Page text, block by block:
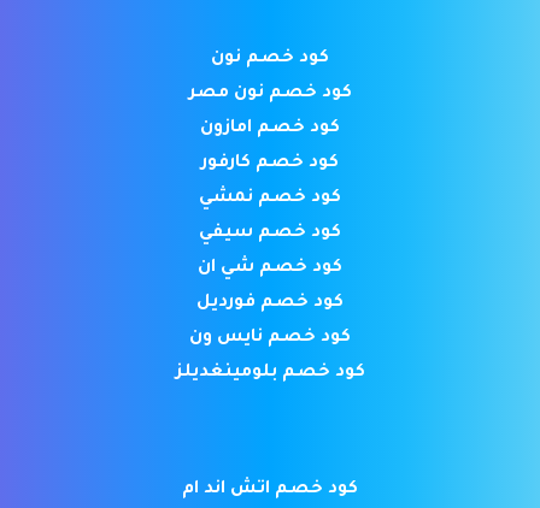
كود خصم نون
كود خصم نون مصر
كود خصم امازون
كود خصم كارفور
كود خصم نمشي
كود خصم سيفي
كود خصم شي ان
كود خصم فورديل
كود خصم نايس ون
كود خصم بلومينغديلز
كود خصم اتش اند ام